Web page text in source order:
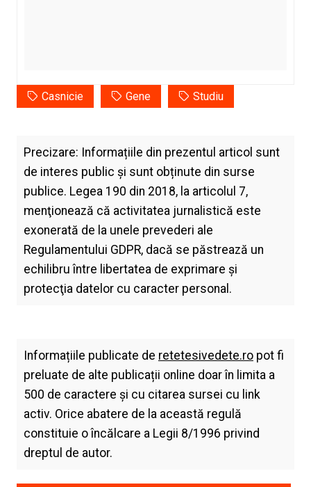
Casnicie Gene Studiu
Precizare: Informațiile din prezentul articol sunt
de interes public și sunt obținute din surse
publice. Legea 190 din 2018, la articolul 7,
menţionează că activitatea jurnalistică este
exonerată de la unele prevederi ale
Regulamentului GDPR, dacă se păstrează un
echilibru între libertatea de exprimare şi
protecţia datelor cu caracter personal.
Informațiile publicate de retetesivedete.ropot fi
preluate de alte publicații online doar în limita a
500 de caractere și cu citarea sursei cu link
activ. Orice abatere de la această regulă
constituie o încălcare a Legii 8/1996 privind
dreptul de autor.